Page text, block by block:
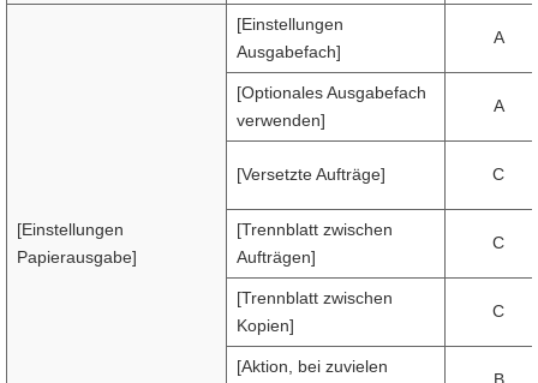
[Einstellungen
Papierausgabe]
[Einstellungen
Ausgabefach]
A
[Optionales Ausgabefach
verwenden]
A
[Versetzte Aufträge] C
[Trennblatt zwischen
Aufträgen]
C
[Trennblatt zwischen
Kopien]
C
[Aktion, bei zuvielen